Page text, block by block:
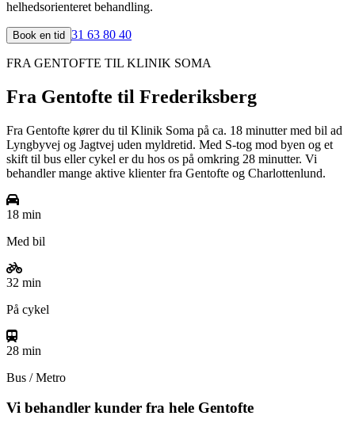
helhedsorienteret behandling.
Book en tid 31 63 80 40
FRA GENTOFTE TIL KLINIK SOMA
Fra Gentofte til Frederiksberg
Fra Gentofte kører du til Klinik Soma på ca. 18 minutter med bil ad
Lyngbyvej og Jagtvej uden myldretid. Med S-tog mod byen og et
skift til bus eller cykel er du hos os på omkring 28 minutter. Vi
behandler mange aktive klienter fra Gentofte og Charlottenlund.
18 min
Med bil
32 min
På cykel
28 min
Bus / Metro
Vi behandler kunder fra hele Gentofte